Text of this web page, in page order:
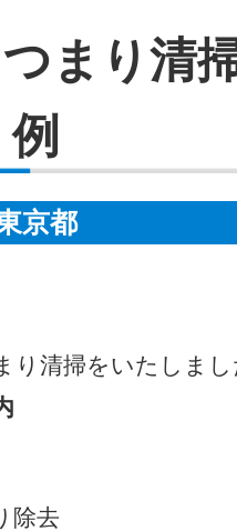
まり清
例
京都
清掃をいたしまし
除去